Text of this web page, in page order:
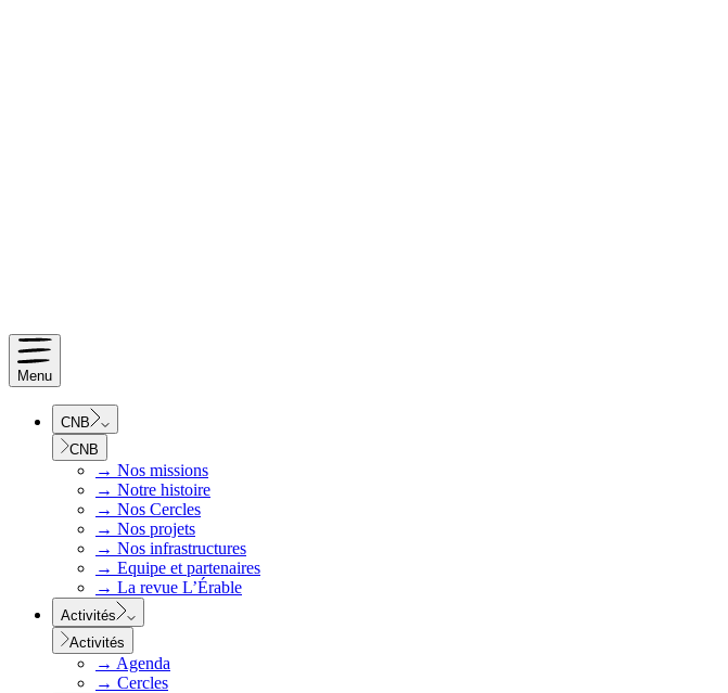
Menu
CNB
CNB
→ Nos missions
→ Notre histoire
→ Nos Cercles
→ Nos projets
→ Nos infrastructures
→ Equipe et partenaires
→ La revue L’Érable
Activités
Activités
→ Agenda
→ Cercles